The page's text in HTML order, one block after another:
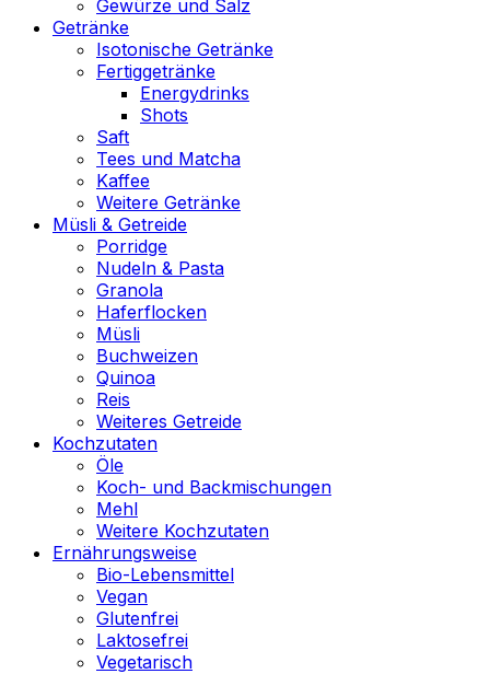
Gewürze und Salz
Getränke
Isotonische Getränke
Fertiggetränke
Energydrinks
Shots
Saft
Tees und Matcha
Kaffee
Weitere Getränke
Müsli & Getreide
Porridge
Nudeln & Pasta
Granola
Haferflocken
Müsli
Buchweizen
Quinoa
Reis
Weiteres Getreide
Kochzutaten
Öle
Koch- und Backmischungen
Mehl
Weitere Kochzutaten
Ernährungsweise
Bio-Lebensmittel
Vegan
Glutenfrei
Laktosefrei
Vegetarisch